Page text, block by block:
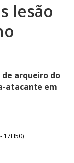
lesão
arqueiro do
atacante em
17H50)